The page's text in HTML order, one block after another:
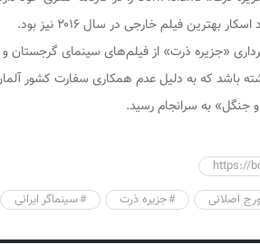
بهترین فیلم خارجی در سال ۲۰۱۶ نیز بود.
«جزیره ذرت» از فیلم‌های سینمای
سال ۲۰۱۴ بر عهده داشته باشد که به دلیل عدم همکاری سفارت
به سرانجام رسید.
https://
اصلانی جزیره ذرت سینماگر ایرانی